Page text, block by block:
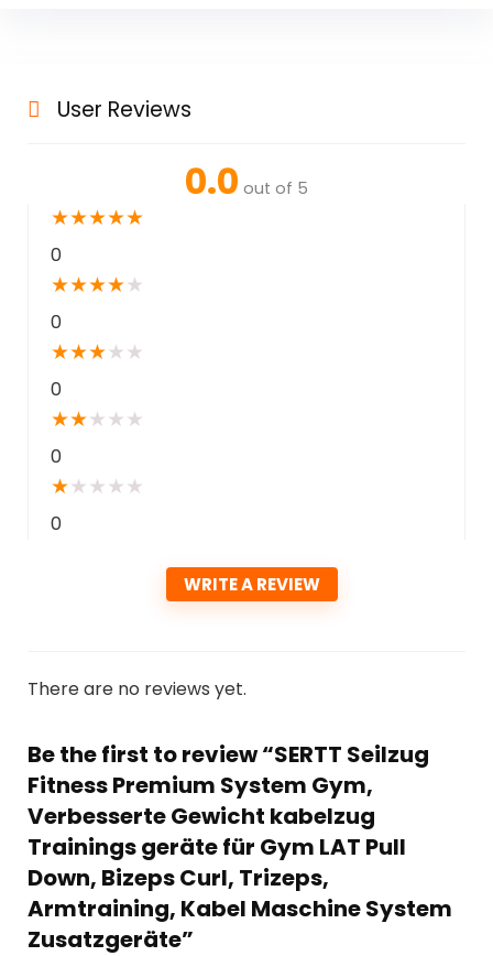
User Reviews
0.0 out of 5
★★★★★
0
★★★★★
0
★★★★ ★
0
★★★ ★ ★
0
★★ ★ ★ ★
0
WRITE A REVIEW
There are no reviews yet.
Be the first to review “SERTT Seilzug
Fitness Premium System Gym,
Verbesserte Gewicht kabelzug
Trainings geräte für Gym LAT Pull
Down, Bizeps Curl, Trizeps,
Armtraining, Kabel Maschine System
Zusatzgeräte”